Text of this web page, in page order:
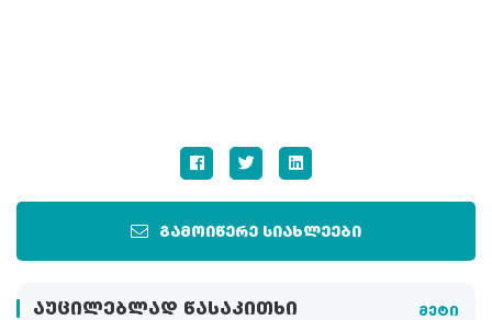
გამოიწერე სიახლეები
ᲐᲣᲪᲘᲚᲔᲑᲚᲐᲓ ᲬᲐᲡᲐᲙᲘᲗᲮᲘ მეტი